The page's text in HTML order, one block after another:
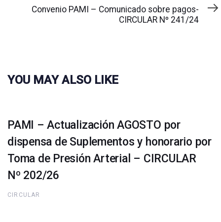
artículoConvenio PAMI – Comunicado sobre pagos-
CIRCULAR Nº 241/24
YOU MAY ALSO LIKE
PAMI – Actualización AGOSTO por
dispensa de Suplementos y honorario por
Toma de Presión Arterial – CIRCULAR
Nº 202/26
CIRCULAR